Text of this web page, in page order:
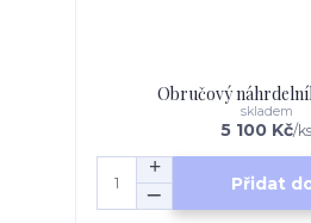
Obručový
5 100 Kč/ks
skladem
Přidat